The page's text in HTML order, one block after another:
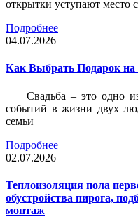
открытки уступают место
Подробнее
04.07.2026
Как Выбрать Подарок на
Свадьба – это одно
событий в жизни двух
семьи
Подробнее
02.07.2026
Теплоизоляция пола
обустройства пирога,
монтаж